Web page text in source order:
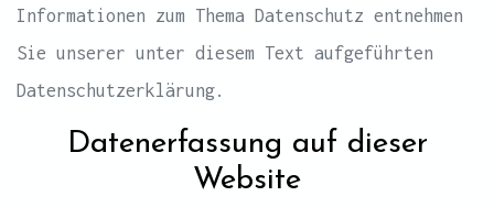
Informationen zum Thema Datenschutz entnehmen
Sie unserer unter diesem Text aufgeführten
Datenschutzerklärung.
Datenerfassung auf dieser
Website